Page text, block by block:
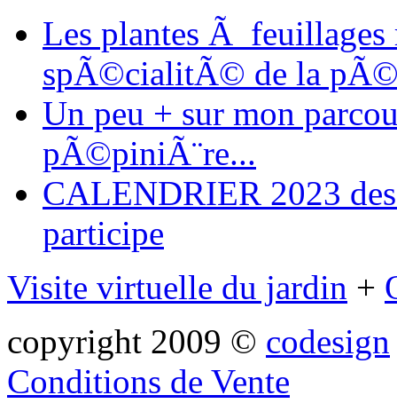
Les plantes Ã feuillages
spÃ©cialitÃ© de la
Un peu + sur mon
pÃ©piniÃ¨re...
CALENDRIER 2023
participe
Visite virtuelle du jardin +
copyright 2009 © codesign
Conditions de Vente